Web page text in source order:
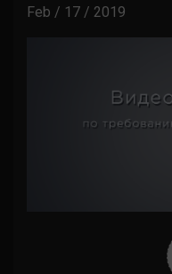
Feb / 17 / 2019